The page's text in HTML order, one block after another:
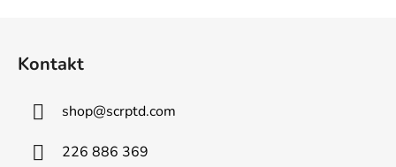
Kontakt
shop@scrptd.com
226 886 369